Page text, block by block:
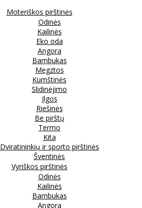
Moteriškos pirštinės
Odinės
Kailinės
Eko oda
Angora
Bambukas
Megztos
Kumštinės
Slidinėjimo
Ilgos
Riešinės
Be pirštų
Termo
Kita
Dviratininkių ir sporto pirštinės
Šventinės
Vyriškos pirštinės
Odinės
Kailinės
Bambukas
Angora